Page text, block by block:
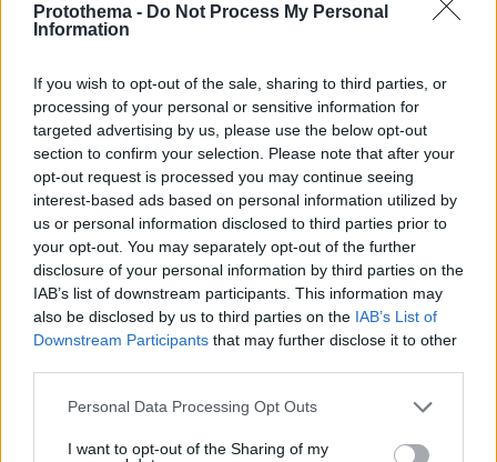
Protothema - Do Not Process My Personal
Information
If you wish to opt-out of the sale, sharing to third parties, or
processing of your personal or sensitive information for
targeted advertising by us, please use the below opt-out
section to confirm your selection. Please note that after your
opt-out request is processed you may continue seeing
interest-based ads based on personal information utilized by
us or personal information disclosed to third parties prior to
your opt-out. You may separately opt-out of the further
disclosure of your personal information by third parties on the
IAB’s list of downstream participants. This information may
also be disclosed by us to third parties on the IAB’s List of
Downstream Participants that may further disclose it to other
Please note that this website/app uses one or more Google
not limited to your visit or usage behaviour. You may click to
Personal Data Processing Opt Outs
I want to opt-out of the Sharing of my
Τα τυχερά ζώδια της ημέρας
05.08.2026, 17:00
Σέριφος: 9 προτάσεις για νόστιμο
Κυκλάδων